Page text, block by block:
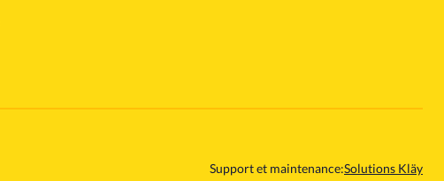
Support et maintenance:Solutions Kläy